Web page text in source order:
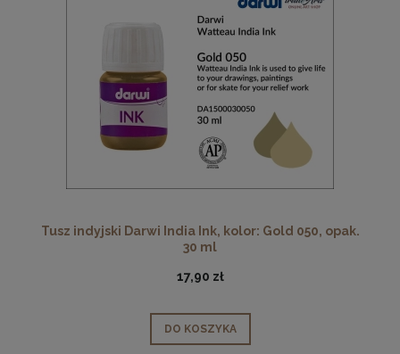
Tusz indyjski Darwi India Ink, kolor: Gold 050, opak.
30 ml
17,90 zł
DO KOSZYKA